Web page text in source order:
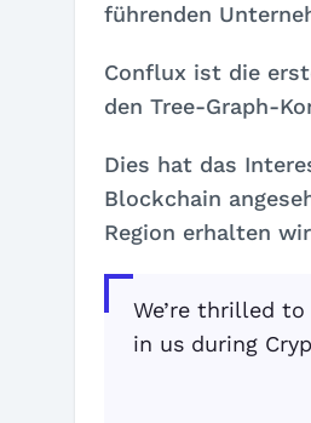
führenden
Conflux ist die
den Tree-Graph-
Dies hat das
Blockchain
Region erhalten
We’re thrilled
in us during